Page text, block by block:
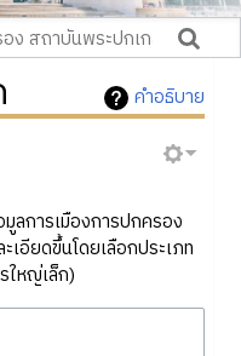
คำอธิบาย
ลการเมืองการปกครอง
อียดขึ้นโดยเลือกประเภท
ใหญ่เล็ก)